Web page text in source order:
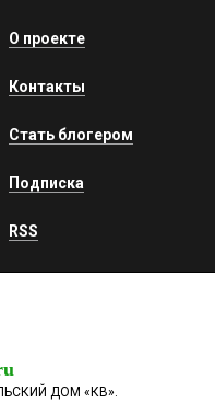
О проекте
Контакты
Стать блогером
Подписка
RSS
ДОМ «КВ».